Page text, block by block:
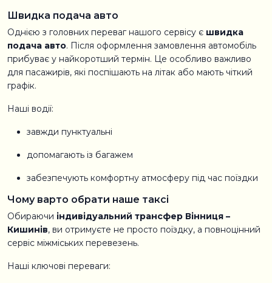
Швидка подача авто
Однією з головних переваг нашого сервісу є швидка
подача авто. Після оформлення замовлення автомобіль
прибуває у найкоротший термін. Це особливо важливо
для пасажирів, які поспішають на літак або мають чіткий
графік.
Наші водії:
завжди пунктуальні
допомагають із багажем
забезпечують комфортну атмосферу під час поїздки
Чому варто обрати наше таксі
Обираючи індивідуальний трансфер Вінниця –
Кишинів, ви отримуєте не просто поїздку, а повноцінний
сервіс міжміських перевезень.
Наші ключові переваги: